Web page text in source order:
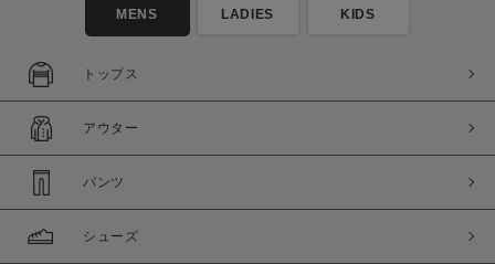
セール価格
在庫
在庫あり
MENS LADIES KIDS
トップス
アウター
パンツ
シューズ